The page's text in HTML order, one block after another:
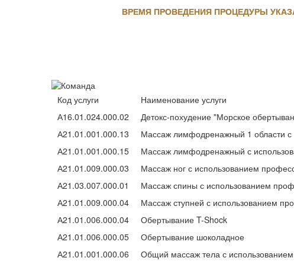
ВРЕМЯ ПРОВЕДЕНИЯ ПРОЦЕДУРЫ
Код услуги Наименование услуги
А16.01.024.000.02
Детокс-похудение "Морское
А21.01.001.000.13
Массаж лимфодренажный 1 области с
А21.01.001.000.15
Массаж лимфодренажный с
А21.01.009.000.03
Массаж ног с использованием
А21.03.007.000.01
Массаж спины с использованием
А21.01.009.000.04
Массаж ступней с использованием
А21.01.006.000.04
Обертывание T-Shock
А21.01.006.000.05
Обертывание шоколадное
А21.01.001.000.06
Общий массаж тела с